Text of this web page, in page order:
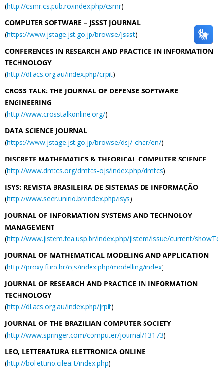
(http://csmr.cs.pub.ro/index.php/csmr)
COMPUTER SOFTWARE – JSSST JOURNAL
(https://www.jstage.jst.go.jp/browse/jssst)
CONFERENCES IN RESEARCH AND PRACTICE IN INFORMATION
TECHNOLOGY
(http://dl.acs.org.au/index.php/crpit)
CROSS TALK: THE JOURNAL OF DEFENSE SOFTWARE
ENGINEERING
(http://www.crosstalkonline.org/)
DATA SCIENCE JOURNAL
(https://www.jstage.jst.go.jp/browse/dsj/-char/en/)
DISCRETE MATHEMATICS & THEORICAL COMPUTER SCIENCE
(http://www.dmtcs.org/dmtcs-ojs/index.php/dmtcs)
ISYS: REVISTA BRASILEIRA DE SISTEMAS DE INFORMAÇÃO
(http://www.seer.unirio.br/index.php/isys)
JOURNAL OF INFORMATION SYSTEMS AND TECHNOLOY
MANAGEMENT
(http://www.jistem.fea.usp.br/index.php/jistem/issue/current/
JOURNAL OF MATHEMATICAL MODELING AND APPLICATION
(http://proxy.furb.br/ojs/index.php/modelling/index)
JOURNAL OF RESEARCH AND PRACTICE IN INFORMATION
TECHNOLOGY
(http://dl.acs.org.au/index.php/jrpit)
JOURNAL OF THE BRAZILIAN COMPUTER SOCIETY
(http://www.springer.com/computer/journal/13173)
LEO, LETTERATURA ELETTRONICA ONLINE
(http://bollettino.cilea.it/index.php)